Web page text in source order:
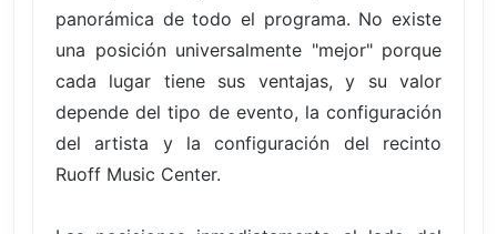
panorámica de todo el programa. No existe
una posición universalmente "mejor" porque
cada lugar tiene sus ventajas, y su valor
depende del tipo de evento, la configuración
del artista y la configuración del recinto
Ruoff Music Center.